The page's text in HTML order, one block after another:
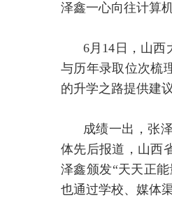
泽鑫一心向往计算
6月14日，山西
与历年录取位次梳
的升学之路提供建议
成绩一出，张
体先后报道，山西
泽鑫颁发“天天正
也通过学校、媒体